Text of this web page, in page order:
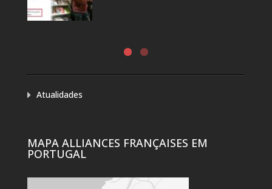
Atualidades
MAPA ALLIANCES FRANÇAISES EM
PORTUGAL